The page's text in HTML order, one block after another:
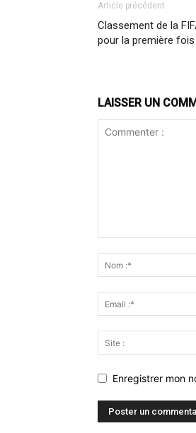
Article précédent
Classement de la
pour la première fois
LAISSER UN
Enregistrer mon